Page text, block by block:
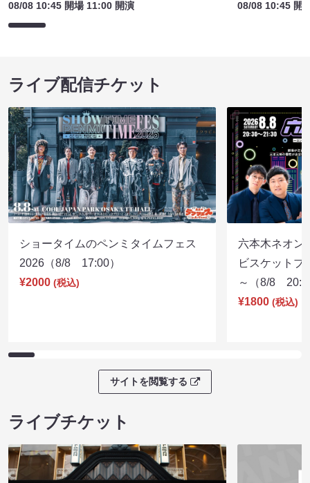
08/08 10:45 開場 11:00 開演
08/08 10:45 開
ライブ配信チケット
ショータイムのペンミタイムフェス
2026（8/8 17:00）
¥2000 (税込)
六本木ネオン
ビスケットブ
～（8/8
¥1800 (税込)
サイトを閲覧する
ライブチケット